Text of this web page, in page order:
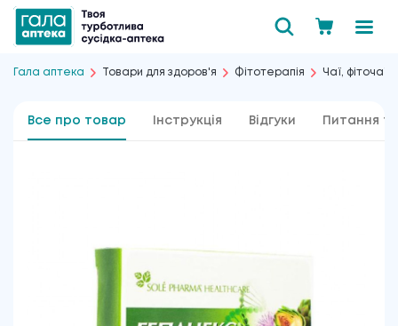
Гала аптека Товари для здоров'я Фітотерапія Чаї, фіточаї
Все про товар Інструкція Відгуки Питання та